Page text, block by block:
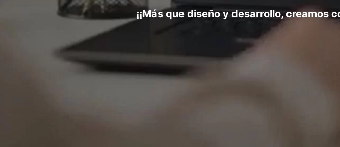
¡¡Más que diseño y desarrollo, creamos